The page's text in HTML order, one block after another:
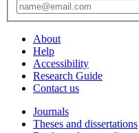
About
Help
Accessibility
Research Guide
Contact us
Journals
Theses and dissertations